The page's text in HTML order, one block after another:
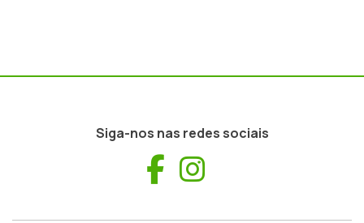
Siga-nos nas redes sociais
Facebook